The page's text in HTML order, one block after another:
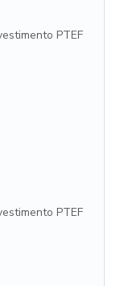
PTEF
PTEF